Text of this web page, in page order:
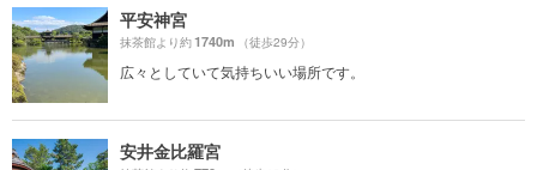
平安神宮
抹茶館より約1740m （徒歩29分）
広々としていて気持ちいい場所です。
安井金比羅宮